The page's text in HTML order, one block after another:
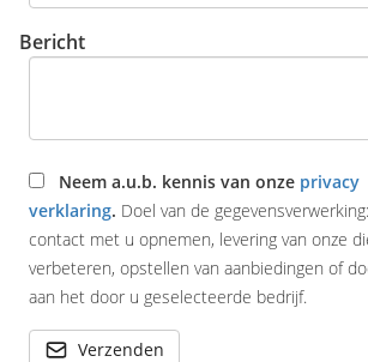
Bericht
Neem a.u.b. kennis van onze privacy
verklaring. Doel van de
contact met u opnemen, levering van onze
verbeteren, opstellen van aanbiedingen of
aan het door u geselecteerde bedrijf.
Verzenden